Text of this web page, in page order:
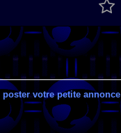
poster votre petite annonce